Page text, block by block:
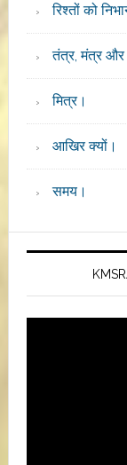
रिश्तों को
तंत्र, मंत्र और
मित्र।
आखिर क्यों।
समय।